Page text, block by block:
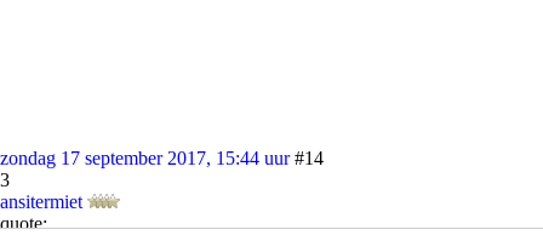
zondag 17 september 2017, 15:44 uur #14
3
ansitermiet
quote: